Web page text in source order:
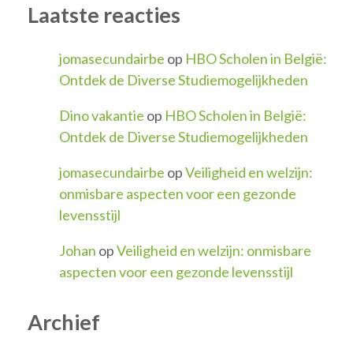
Laatste reacties
jomasecundairbe op HBO Scholen in België:
Ontdek de Diverse Studiemogelijkheden
Dino vakantie op HBO Scholen in België:
Ontdek de Diverse Studiemogelijkheden
jomasecundairbe opVeiligheid en welzijn:
onmisbare aspecten voor een gezonde
levensstijl
Johan opVeiligheid en welzijn: onmisbare
aspecten voor een gezonde levensstijl
Archief